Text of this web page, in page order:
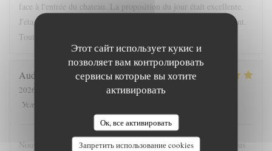
Этот сайт использует кукис и
позволяет вам контролировать
сервисы которые вы хотите
активировать
Ок, все активировать
Запретить использование cookies
face à l'entrée du chateau. La proposition du jour était excellente.
J'étais accompagnée d'une enfant; elle a été servie très rapidement.
Tout était bon. La crêpe dessert du jour originale
Audrey
2026-05-16
- 19:45 - гости 4
Услуги
Nous nous sommes régalés, joli restaurant, bonne ambiance. Nous